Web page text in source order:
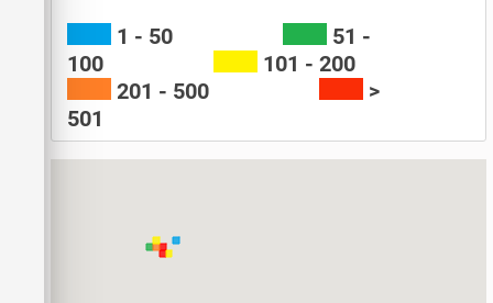
1 - 50
51 -
100
101 - 200
201 - 500
>
501